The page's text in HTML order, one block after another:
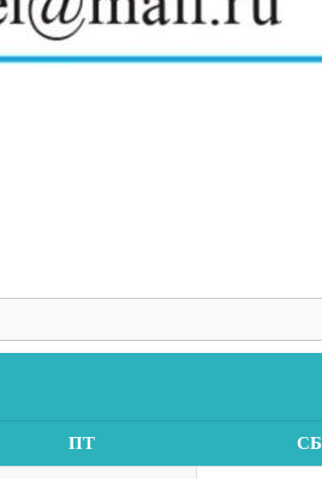
ПТ СБ